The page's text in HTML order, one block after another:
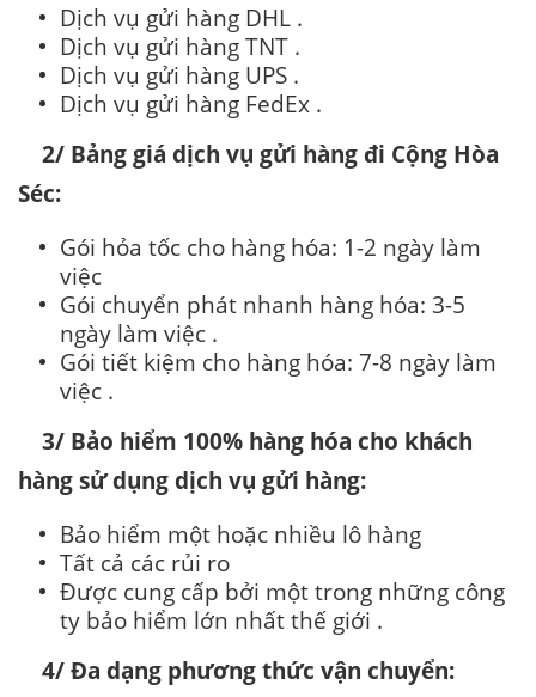
Dịch vụ gửi hàng DHL .
Dịch vụ gửi hàng TNT .
Dịch vụ gửi hàng UPS .
Dịch vụ gửi hàng FedEx .
2/ Bảng giá dịch vụ gửi hàng đi Cộng Hòa
Séc:
Gói hỏa tốc cho hàng hóa: 1-2 ngày làm
việc
Gói chuyển phát nhanh hàng hóa: 3-5
ngày làm việc .
Gói tiết kiệm cho hàng hóa: 7-8 ngày làm
việc .
3/ Bảo hiểm 100% hàng hóa cho khách
hàng sử dụng dịch vụ gửi hàng:
Bảo hiểm một hoặc nhiều lô hàng
Tất cả các rủi ro
Được cung cấp bởi một trong những công
ty bảo hiểm lớn nhất thế giới .
4/ Đa dạng phương thức vận chuyển: